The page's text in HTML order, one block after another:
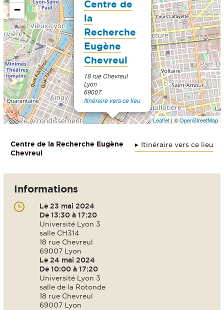
Centre de
la
Recherche
Eugène
Chevreul
18 rue Chevreul
Lyon
69007
Itinéraire vers ce lieu
−
Leaflet| ©OpenStreetMap
Itinéraire vers ce lieu
Centre de la Recherche Eugène
Chevreul
Informations
Le 23 mai 2024
De 13:30 à 17:20
Université Lyon 3
salle CH314
18 rue Chevreul
69007 Lyon
Le 24 mai 2024
De 10:00 à 17:20
Université Lyon 3
salle de la Rotonde
18 rue Chevreul
69007 Lyon